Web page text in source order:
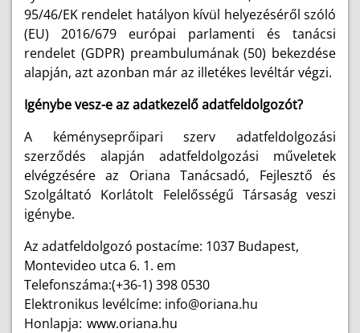
95/46/EK rendelet hatályon kívül helyezéséről szóló
(EU) 2016/679 európai parlamenti és tanácsi
rendelet (GDPR) preambulumának (50) bekezdése
alapján, azt azonban már az illetékes levéltár végzi.
Igénybe vesz-e az adatkezelő adatfeldolgozót?
A kéményseprőipari szerv adatfeldolgozási
szerződés alapján adatfeldolgozási műveletek
elvégzésére az Oriana Tanácsadó, Fejlesztő és
Szolgáltató Korlátolt Felelősségű Társaság veszi
igénybe.
Az adatfeldolgozó postacíme: 1037 Budapest,
Montevideo utca 6. 1. em
Telefonszáma:(+36-1) 398 0530
Elektronikus levélcíme: info@oriana.hu
Honlapja: www.oriana.hu